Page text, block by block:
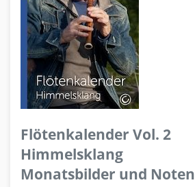
Flötenkalender Vol. 2
Himmelsklang
Monatsbilder und Noten